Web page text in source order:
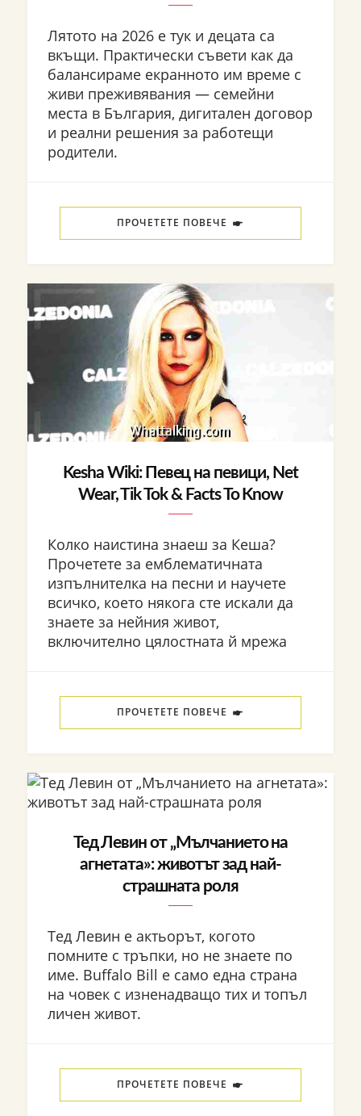
Лятото на 2026 е тук и децата са
вкъщи. Практически съвети как да
балансираме екранното им време с
живи преживявания — семейни
места в България, дигитален договор
и реални решения за работещи
родители.
ПРОЧЕТЕТЕ ПОВЕЧЕ
Kesha Wiki: Певец на певици, Net
Wear, Tik Tok & Facts To Know
Колко наистина знаеш за Кеша?
Прочетете за емблематичната
изпълнителка на песни и научете
всичко, което някога сте искали да
знаете за нейния живот,
включително цялостната й мрежа
ПРОЧЕТЕТЕ ПОВЕЧЕ
Тед Левин от „Мълчанието на
агнетата»: животът зад най-
страшната роля
Тед Левин е актьорът, когото
помните с тръпки, но не знаете по
име. Buffalo Bill е само една страна
на човек с изненадващо тих и топъл
личен живот.
ПРОЧЕТЕТЕ ПОВЕЧЕ